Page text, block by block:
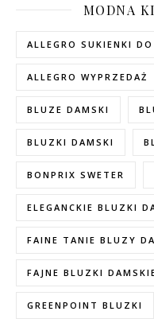
MODNA
ALLEGRO SUKIENKI
ALLEGRO WYPRZEDAŻ
BLUZE DAMSKI
BLUZKI DAMSKI
BONPRIX SWETER
ELEGANCKIE BLUZKI
FAINE TANIE BLUZY
FAJNE BLUZKI
GREENPOINT BLUZKI